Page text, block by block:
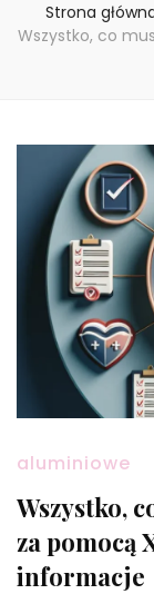
Strona
Wszystko, co
aluminiowe
Wszystko,
za pomocą
informacje